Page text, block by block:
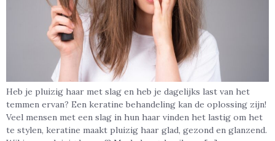
Heb je pluizig haar met slag en heb je dagelijks last van het
temmen ervan? Een keratine behandeling kan de oplossing zijn!
Veel mensen met een slag in hun haar vinden het lastig om het
te stylen, keratine maakt pluizig haar glad, gezond en glanzend.